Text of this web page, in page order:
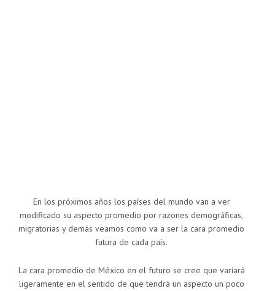
En los próximos años los países del mundo van a ver
modificado su aspecto promedio por razones demográficas,
migratorias y demás veamos como va a ser la cara promedio
futura de cada país.
La cara promedio de México en el futuro se cree que variará
ligeramente en el sentido de que tendrá un aspecto un poco